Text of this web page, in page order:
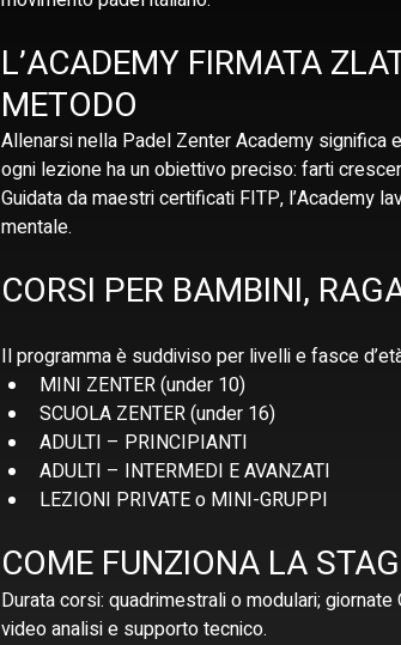
L’ACADEMY FIRMATA
METODO
Allenarsi nella Padel Zenter Academy significa
ogni lezione ha un obiettivo preciso: farti
Guidata da maestri certificati FITP, l’Academy
mentale.
CORSI PER BAMBINI,
Il programma è suddiviso per livelli e fasce
MINI ZENTER (under 10)
SCUOLA ZENTER (under 16)
ADULTI – PRINCIPIANTI
ADULTI – INTERMEDI E AVANZATI
LEZIONI PRIVATE o MINI-GRUPPI
COME FUNZIONA LA
Durata corsi: quadrimestrali o modulari;
video analisi e supporto tecnico.